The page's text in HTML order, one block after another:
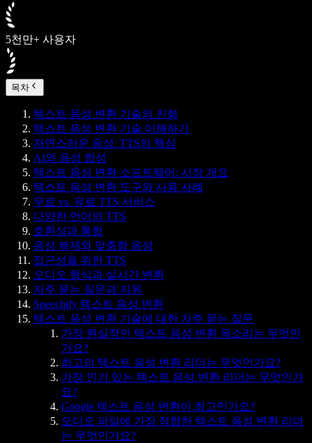
5천만+ 사용자
목차
텍스트 음성 변환 기술의 진화
텍스트 음성 변환 기술 이해하기
자연스러운 음성: TTS의 핵심
AI와 음성 합성
텍스트 음성 변환 소프트웨어: 시장 개요
텍스트 음성 변환 도구와 사용 사례
무료 vs. 유료 TTS 서비스
다양한 언어의 TTS
호환성과 통합
음성 복제와 맞춤형 음성
접근성을 위한 TTS
오디오 형식과 실시간 변환
자주 묻는 질문과 지원
Speechify 텍스트 음성 변환
텍스트 음성 변환 기술에 대한 자주 묻는 질문
가장 현실적인 텍스트 음성 변환 목소리는 무엇인
가요?
최고의 텍스트 음성 변환 리더는 무엇인가요?
가장 인기 있는 텍스트 음성 변환 리더는 무엇인가
요?
Google 텍스트 음성 변환이 최고인가요?
오디오 파일에 가장 적합한 텍스트 음성 변환 리더
는 무엇인가요?